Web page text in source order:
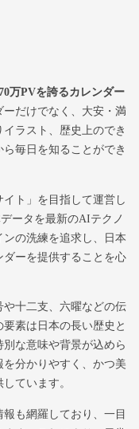
万PVを誇るカレンダー
だけでなく、大安・満
ラスト、歴史上のでき
毎日を知ることができ
ト」を目指して運営し
ータを最新のAIテクノ
の洗練を追求し、日本
ーを提供することを心
十二支、六曜などの伝
素は日本の長い歴史と
な意味や背景が込めら
分かりやすく、かつ美
ています。
も網羅しており、一目